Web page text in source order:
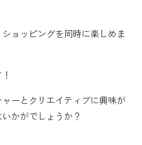
ョッピングを同時に楽しめま
ーとクリエイティブに興味が
かがでしょうか？